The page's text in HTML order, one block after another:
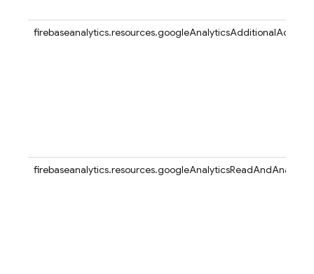
firebaseanalytics.resources.googleAnalyticsAdditionalAccess
firebaseanalytics.resources.googleAnalyticsReadAndAnalyze